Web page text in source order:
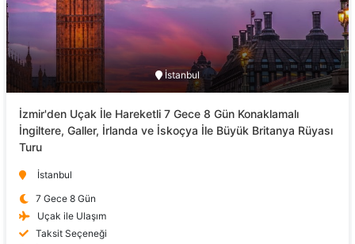
İstanbul
İzmir'den Uçak İle Hareketli 7 Gece 8 Gün Konaklamalı
İngiltere, Galler, İrlanda ve İskoçya İle Büyük Britanya Rüyası
Turu
İstanbul
7 Gece 8 Gün
Uçak ile Ulaşım
Taksit Seçeneği